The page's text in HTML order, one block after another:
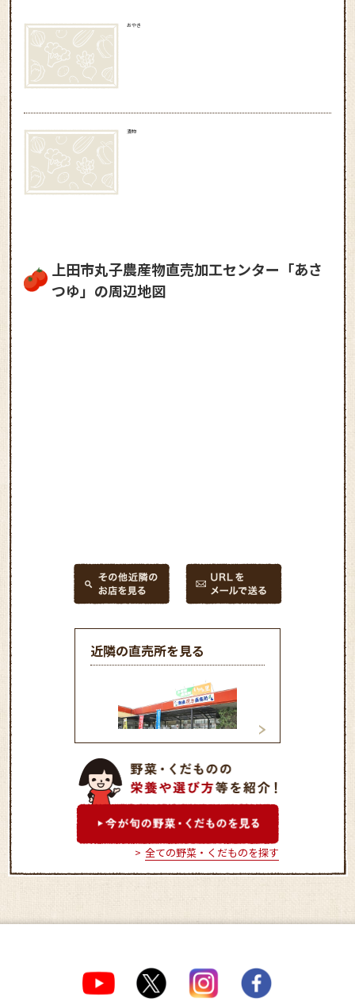
おやき
漬物
上田市丸子農産物直売加工センター「あさ
つゆ」の周辺地図
近隣の直売所を見る
生産者直売施設「いずみの
里」
うえだ食彩館ゆ
農産物直売所
全ての野菜・くだものを探す